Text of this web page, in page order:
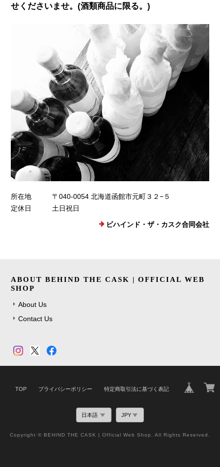
せくださいませ。(酒類商品に限る。)
所在地
〒040-0054 北海道函館市元町３２−５
定休日
土日祝日
ビハインド・ザ・カスク合同会社
ABOUT BEHIND THE CASK | OFFICIAL WEB
SHOP
About Us
Contact Us
TOP プライバシーポリシー 特定商取引法に基づく表記
Copyright © BEHIND THE CASK | Official Web Shop. All Rights Reserved.